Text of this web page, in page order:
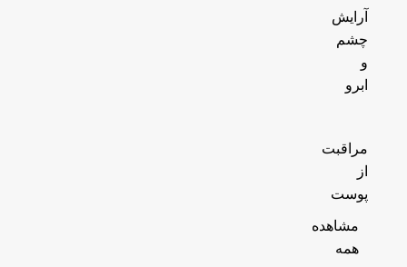
آرایش
چشم
و
ابرو
مراقبت
از
پوست
مشاهده
همه